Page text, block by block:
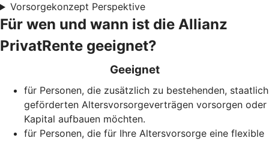
Vorsorgekonzept Perspektive
Für wen und wann ist die Allianz
PrivatRente geeignet?
Geeignet
für Personen, die zusätzlich zu bestehenden, staatlich
geförderten Alters­vorsorge­verträgen vorsorgen oder
Kapital aufbauen möchten.
für Personen, die für Ihre Alters­vorsorge eine flexible